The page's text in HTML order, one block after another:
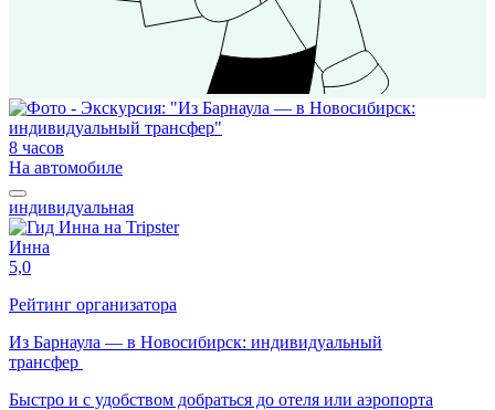
8 часов
На автомобиле
индивидуальная
Инна
5,0
Рейтинг организатора
Из Барнаула — в Новосибирск: индивидуальный
трансфер
Быстро и с удобством добраться до отеля или аэропорта